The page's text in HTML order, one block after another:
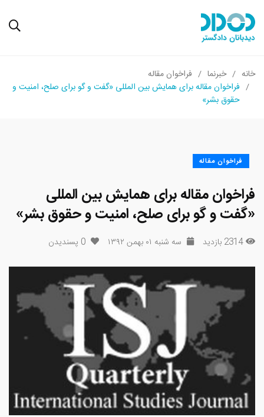
خانه خبرنما
فراخوان مقاله
فراخوان مقاله برای همایش بین المللی «گفت و گو برای صلح، امنیت و
حقوق بشر»
فراخوان مقاله
فراخوان مقاله برای همایش بین المللی
«گفت و گو برای صلح، امنیت و حقوق بشر»
2314 بازدید سه شنبه ۰۱ بهمن ۱۳۹۲ 0 پسندیدن